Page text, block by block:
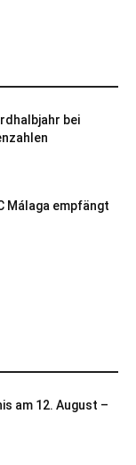
bei
Málaga empfängt
am 12. August –